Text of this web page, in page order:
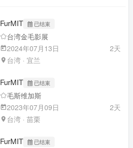
FurMIT 已结束
台湾金毛影展
2024年07月13日
2天
台湾 · 宜兰
FurMIT 已结束
毛斯维加斯
2023年07月09日
2天
台湾 · 苗栗
FurMIT 已结束